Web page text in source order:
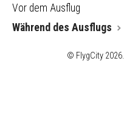
Vor dem Ausflug
Während des Ausflugs
© FlygCity 2026.